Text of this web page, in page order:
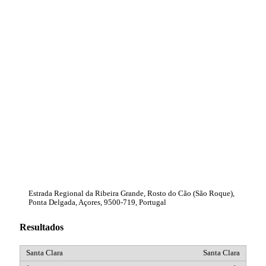
Estrada Regional da Ribeira Grande, Rosto do Cão (São Roque),
Ponta Delgada, Açores, 9500-719, Portugal
Resultados
Santa Clara